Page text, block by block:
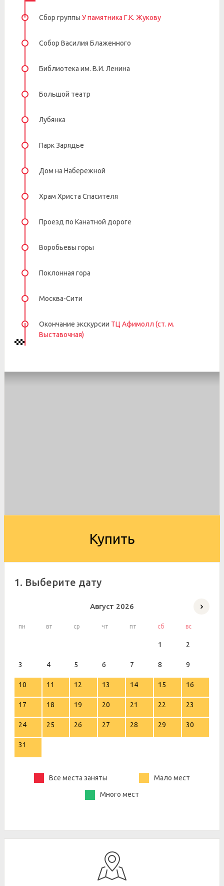
Сбор группы У памятника Г.К. Жукову
Собор Василия Блаженного
Библиотека им. В.И. Ленина
Большой театр
Лубянка
Парк Зарядье
Дом на Набережной
Храм Христа Спасителя
Проезд по Канатной дороге
Воробьевы горы
Поклонная гора
Москва-Сити
Окончание экскурсии ТЦ Афимолл (ст. м.
Выставочная)
Купить
1. Выберите дату
Август 2026
пн вт ср чт пт сб вс
1 2
3 4 5 6 7 8 9
10 11 12 13 14 15 16
17 18 19 20 21 22 23
24 25 26 27 28 29 30
31
Все места заняты Мало мест
Много мест